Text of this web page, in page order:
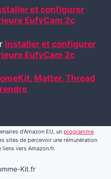
et configurer
EufyCam 2c
Installer et configurer
EufyCam 2c
Matter, Thread
d’Amazon EU, un programme
sites de percevoir une rémunération
vers Amazon.fr.
Kit.fr